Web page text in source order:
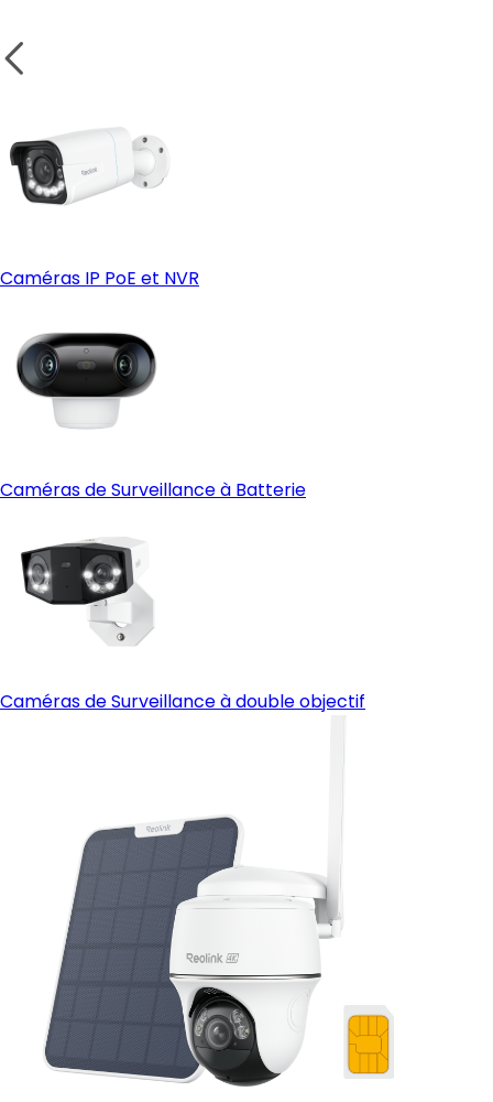
Caméras IP PoE et NVR
Caméras de Surveillance à Batterie
Caméras de Surveillance à double objectif